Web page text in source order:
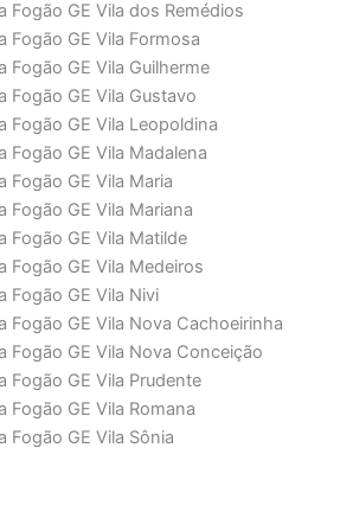
Fogão GE Vila dos Remédios
Fogão GE Vila Formosa
Fogão GE Vila Guilherme
Fogão GE Vila Gustavo
Fogão GE Vila Leopoldina
Fogão GE Vila Madalena
Fogão GE Vila Maria
Fogão GE Vila Mariana
Fogão GE Vila Matilde
Fogão GE Vila Medeiros
Fogão GE Vila Nivi
Fogão GE Vila Nova Cachoeirinha
Fogão GE Vila Nova Conceição
Fogão GE Vila Prudente
Fogão GE Vila Romana
Fogão GE Vila Sônia